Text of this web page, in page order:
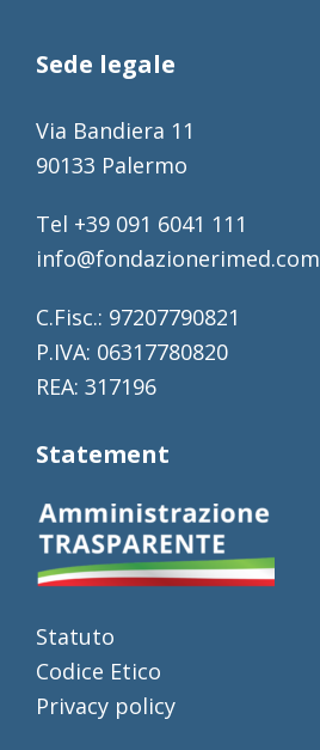
Sede legale
Via Bandiera 11
90133 Palermo
Tel +39 091 6041 111
info@fondazionerimed.com
C.Fisc.: 97207790821
P.IVA: 06317780820
REA: 317196
Statement
Statuto
Codice Etico
Privacy policy